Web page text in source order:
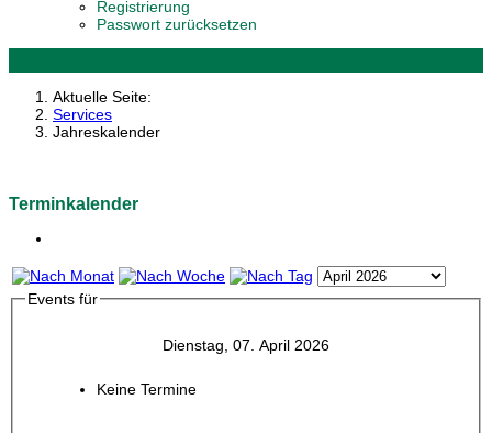
Registrierung
Passwort zurücksetzen
Aktuelle Seite:
Services
Jahreskalender
Terminkalender
Events für
Dienstag, 07. April 2026
Keine Termine